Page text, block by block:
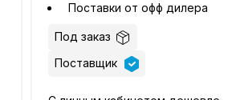
Поставки от офф дилера
Под заказ
Поставщик